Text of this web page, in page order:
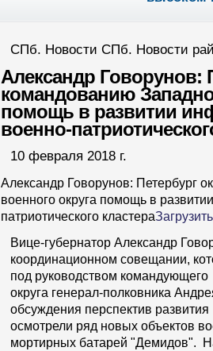
СПб. Новости СПб. Новости
Александр Говорунов:
командованию
помощь в развитии
военно-
10 февраля 2018 г.
Александр Говорунов: Петербург
военного округа помощь в
патриотического кластера
Вице-губернатор Александр
координационном совещании,
под руководством
округа генерал-полковника
обсуждения перспектив
осмотрели ряд новых объектов
мортирных батарей "Демидов".